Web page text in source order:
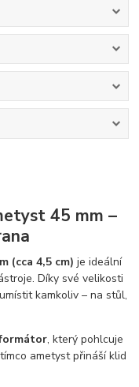
45 mm –
(cca 4,5 cm) je ideální
Díky své velikosti
kamkoliv – na stůl,
, který pohlcuje
ametyst přináší klid